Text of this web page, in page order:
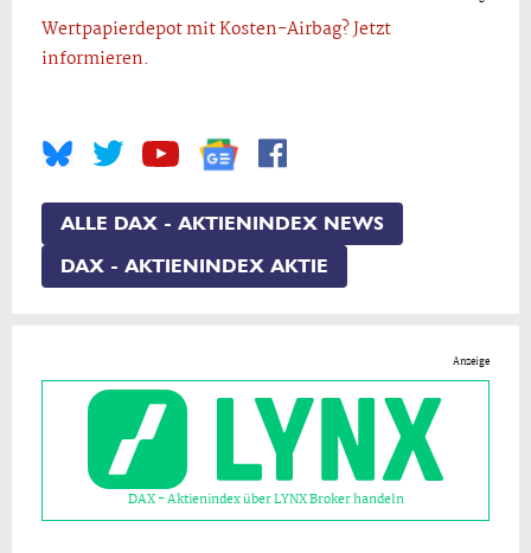
Wertpapierdepot mit Kosten-Airbag? Jetzt
informieren.
ALLE DAX - AKTIENINDEX NEWS
DAX - AKTIENINDEX AKTIE
Anzeige
DAX - Aktienindex über LYNX Broker handeln